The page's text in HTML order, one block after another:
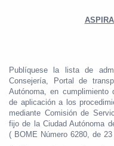
Publíquese la lista de
Consejería, Portal de
Autónoma, en
de aplicación a los
mediante Comisión de
fijo de la Ciudad Autónoma
( BOME Número 6280, de